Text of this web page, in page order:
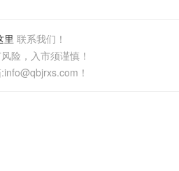
里 联系我们！
险，入市须谨慎！
！